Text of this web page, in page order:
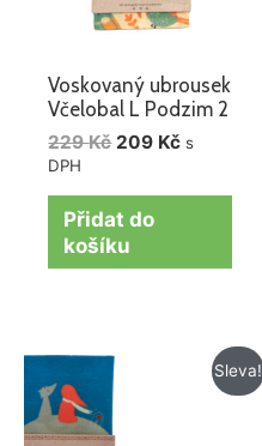
Voskovaný ubrousek
Včelobal L Podzim 2
229Kč 209 Kč s
DPH
Přidat do
košíku
Sleva!
229 Kč.
Aktuální
cena